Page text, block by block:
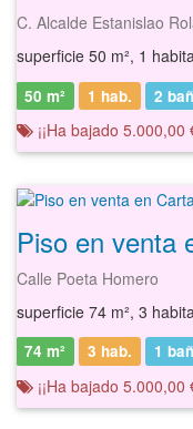
C. Alcalde Estanislao
50 m² 1 hab. 2
¡¡Ha bajado 5.000,00
Piso en venta
Calle Poeta Homero
superficie 74 m², 3
74 m² 3 hab. 1
¡¡Ha bajado 5.000,00